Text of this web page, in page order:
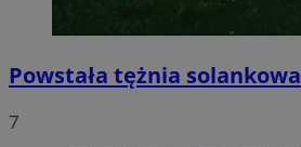
Powstała tężnia solankowa
7